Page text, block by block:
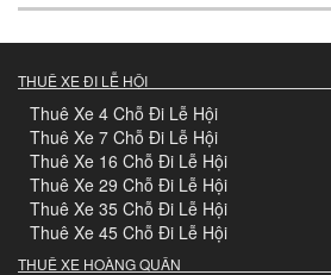
THUÊ XE ĐI LỄ HỘI
Thuê Xe 4 Chỗ Đi Lễ Hội
Thuê Xe 7 Chỗ Đi Lễ Hội
Thuê Xe 16 Chỗ Đi Lễ Hội
Thuê Xe 29 Chỗ Đi Lễ Hội
Thuê Xe 35 Chỗ Đi Lễ Hội
Thuê Xe 45 Chỗ Đi Lễ Hội
THUÊ XE HOÀNG QUÂN